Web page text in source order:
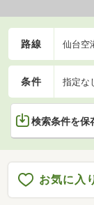
路線 仙台空
条件 指定な
検索条件を保
お気に入